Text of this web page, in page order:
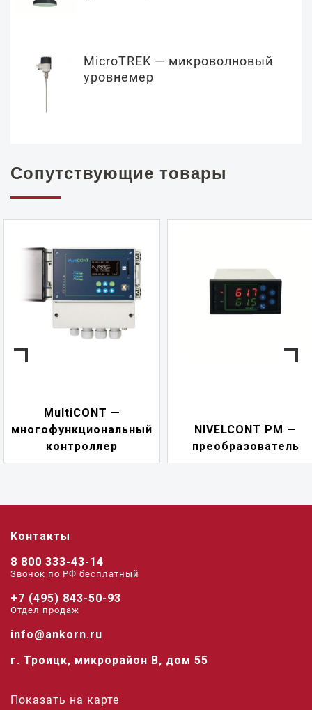
MicroTREK — микроволновый
уровнемер
Сопутствующие товары
NIVELCONT PM —
преобразователь
Контакты
8 800 333-43-14
Звонок по РФ беcплатный
+7 (495) 843-50-93
Отдел продаж
info@ankorn.ru
г. Троицк, микрорайон В, дом 55
Показать на карте